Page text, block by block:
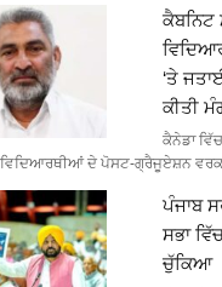
ਕੈਬਨਿਟ
‘ਤੇ
ਕੀਤੀ
ਕੈਨੇਡਾ
ਵਿਦਿਆਰਥੀਆਂ ਦੇ ਪੋਸਟ-ਗ੍ਰੈਜੂਏਸ਼ਨ
ਪੰਜਾਬ
ਸਭਾ
ਚੁੱਕਿਆ